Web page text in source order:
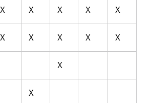
X X X X X
X X X X X
X
X